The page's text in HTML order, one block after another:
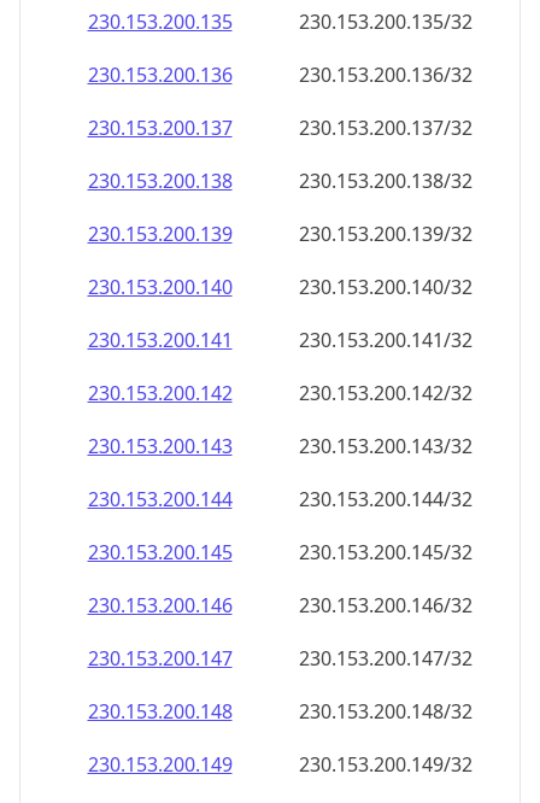
230.153.200.135
230.153.200.135/32
230.153.200.136
230.153.200.136/32
230.153.200.137
230.153.200.137/32
230.153.200.138
230.153.200.138/32
230.153.200.139
230.153.200.139/32
230.153.200.140
230.153.200.140/32
230.153.200.141
230.153.200.141/32
230.153.200.142
230.153.200.142/32
230.153.200.143
230.153.200.143/32
230.153.200.144
230.153.200.144/32
230.153.200.145
230.153.200.145/32
230.153.200.146
230.153.200.146/32
230.153.200.147
230.153.200.147/32
230.153.200.148
230.153.200.148/32
230.153.200.149
230.153.200.149/32